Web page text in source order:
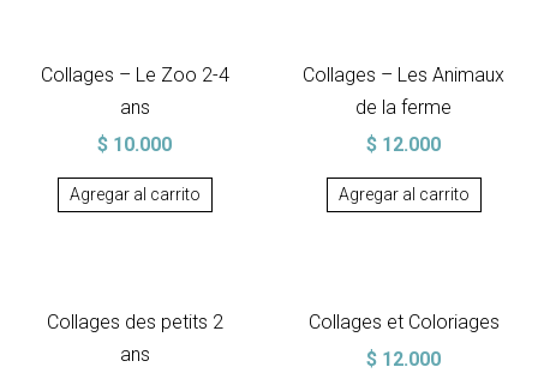
Collages – Le Zoo 2-4
ans
$ 10.000
Agregar al carrito
Collages – Les Animaux
de la ferme
$ 12.000
Agregar al carrito
Collages des petits 2
ans
Collages et Coloriages
$ 12.000